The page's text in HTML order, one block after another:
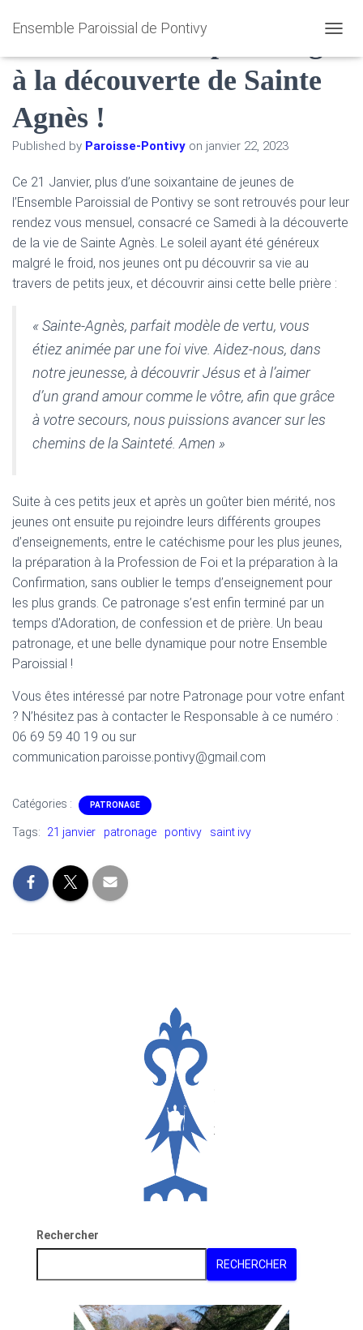
Ensemble Paroissial de Pontivy
U
E
R
A
O
21 Janvier : Un patronage
à la découverte de Sainte
Agnès !
Published by Paroisse-Pontivy on janvier 22, 2023
Ce 21 Janvier, plus d’une soixantaine de jeunes de
l’Ensemble Paroissial de Pontivy se sont retrouvés pour leur
rendez vous mensuel, consacré ce Samedi à la découverte
de la vie de Sainte Agnès. Le soleil ayant été généreux
malgré le froid, nos jeunes ont pu découvrir sa vie au
travers de petits jeux, et découvrir ainsi cette belle prière :
« Sainte-Agnès, parfait modèle de vertu, vous
étiez animée par une foi vive. Aidez-nous, dans
notre jeunesse, à découvrir Jésus et à l’aimer
d’un grand amour comme le vôtre, afin que grâce
à votre secours, nous puissions avancer sur les
chemins de la Sainteté. Amen »
Suite à ces petits jeux et après un goûter bien mérité, nos
jeunes ont ensuite pu rejoindre leurs différents groupes
d’enseignements, entre le catéchisme pour les plus jeunes,
la préparation à la Profession de Foi et la préparation à la
Confirmation, sans oublier le temps d’enseignement pour
les plus grands. Ce patronage s’est enfin terminé par un
temps d’Adoration, de confession et de prière. Un beau
patronage, et une belle dynamique pour notre Ensemble
Paroissial !
Vous êtes intéressé par notre Patronage pour votre enfant
? N’hésitez pas à contacter le Responsable à ce numéro :
06 69 59 40 19 ou sur
communication.paroisse.pontivy@gmail.com
Catégories : PATRONAGE
Tags: 21 janvier patronage pontivy saint ivy
Rechercher
RECHERCHER